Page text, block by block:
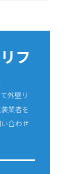
フ
外壁リ
業者を
合わせ